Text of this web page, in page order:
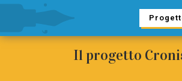
Il progetto